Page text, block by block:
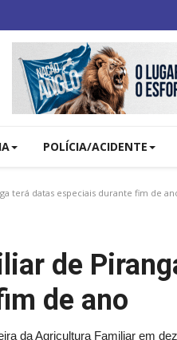
POLÍCIA/ACIDENTE
terá datas especiais durante fim de
de
de ano
da Agricultura Familiar em